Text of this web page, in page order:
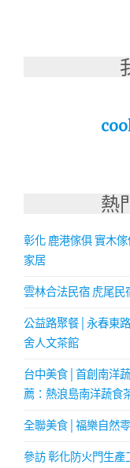
熱
彰化 鹿港傢俱 實木
家居
雲林合法民宿 虎尾民
公益路聚餐│永春東
舍人文茶館
台中美食│首創南洋
薦：熱浪島南洋蔬食
全聯美食│福樂自然
參訪 彰化防火門生